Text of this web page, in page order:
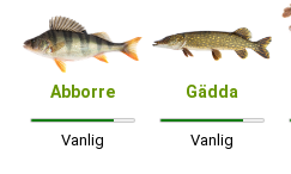
Abborre
Vanlig
Gädda
Vanlig